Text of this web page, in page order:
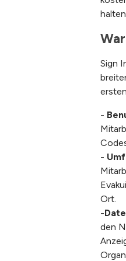
Sign
-
-
Ort.
-
den